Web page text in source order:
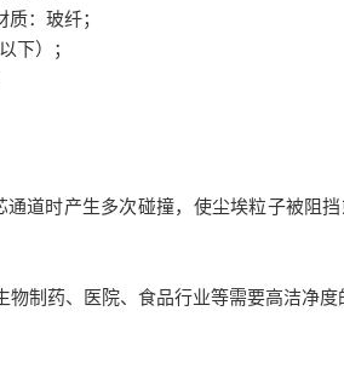
：玻纤；
下）；
道时产生多次碰撞，使尘埃粒子被阻
制药、医院、食品行业等需要高洁净度